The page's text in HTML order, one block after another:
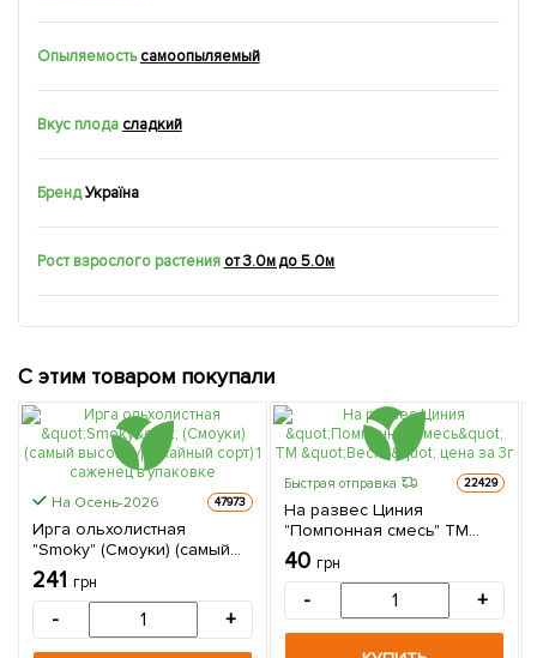
Опыляемость самоопыляемый
Вкус плода сладкий
БрендУкраїна
Рост взрослого растения от 3.0м до 5.0м
С этим товаром покупали
На Осень-2026 47973
Ирга ольхолистная
"Smoky" (Смоуки) (самый
высокоурожайный сорт) 1
саженец в упаковке
241 грн
- +
Быстрая отправка 22429
На развес Циния
"Помпонная смесь" ТМ
"Весна" цена за 3г
40 грн
- +